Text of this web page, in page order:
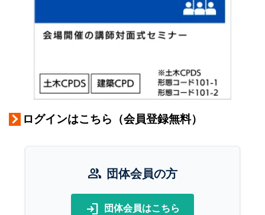
ログインはこちら（会員登録無料）
group 団体会員の方
login 団体会員はこちら